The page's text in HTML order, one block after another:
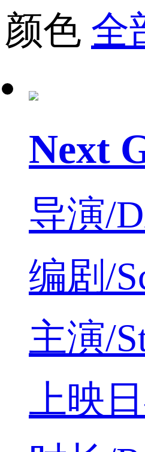
颜色 全
Next
导演/
编剧/
主演/
上映